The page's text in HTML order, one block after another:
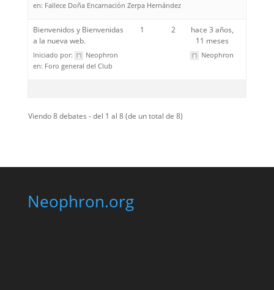
en: Fallece Doña Encarnación Zerpa Hernández
Bienvenidos y Bienvenidas
a la nueva web.
Iniciado por:
Neophron
en: Foro general del Club
1 2
hace 3 años,
11 meses
Neophron
Viendo 8 debates - del 1 al 8 (de un total de 8)
Neophron.org